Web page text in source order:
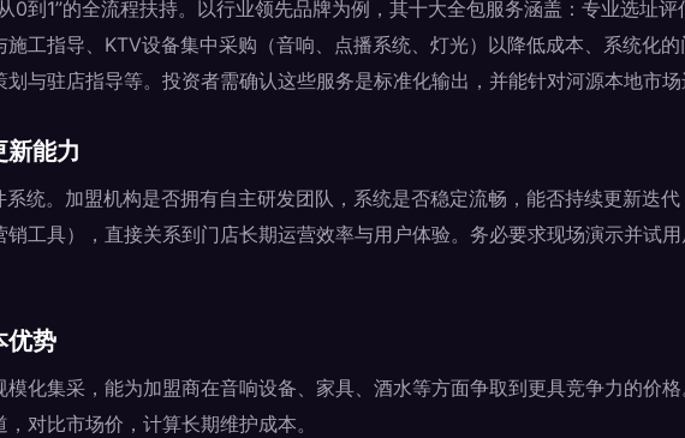
0到1”的全流程扶持。以行业领先品牌为例，其十大全包服务涵盖：专业选址评
工指导、KTV设备集中采购（音响、点播系统、灯光）以降低成本、系统化
与驻店指导等。投资者需确认这些服务是标准化输出，并能针对河源本地市场
新能力
统。加盟机构是否拥有自主研发团队，系统是否稳定流畅，能否持续更新迭
销工具），直接关系到门店长期运营效率与用户体验。务必要求现场演示并试
优势
模化集采，能为加盟商在音响设备、家具、酒水等方面争取到更具竞争力的价
对比市场价，计算长期维护成本。